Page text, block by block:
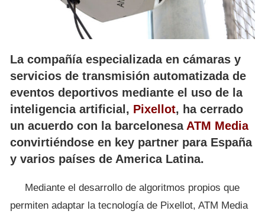
La compañía especializada en cámaras y
servicios de transmisión automatizada de
eventos deportivos mediante el uso de la
inteligencia artificial, Pixellot, ha cerrado
un acuerdo con la barcelonesa ATM Media
convirtiéndose en key partner para España
y varios países de America Latina.
Mediante el desarrollo de algoritmos propios que
permiten adaptar la tecnología de Pixellot, ATM Media